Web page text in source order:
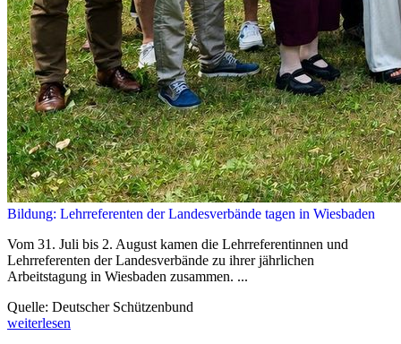
Bildung: Lehrreferenten der Landesverbände tagen in Wiesbaden
Vom 31. Juli bis 2. August kamen die Lehrreferentinnen und
Lehrreferenten der Landesverbände zu ihrer jährlichen
Arbeitstagung in Wiesbaden zusammen. ...
Quelle: Deutscher Schützenbund
weiterlesen